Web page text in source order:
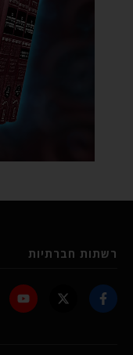
רשתות חברתיות